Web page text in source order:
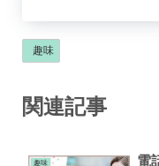
趣味
関連記事
趣味
電